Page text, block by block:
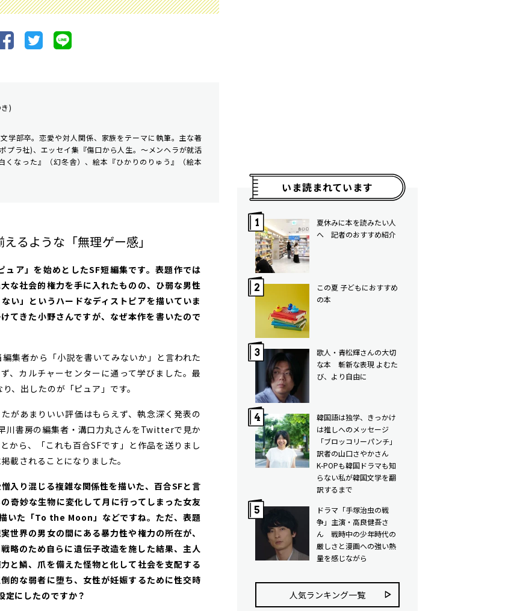
)
学部卒。恋愛や対人関係、家族をテーマに執筆。主な著
プラ社)、エッセイ集『傷口から人生。〜メンヘラが就活
くなった』（幻冬舎）、絵本『ひかりのりゅう』（絵本
るような「無理ゲー感」
ュア」を始めとしたSF短編集です。表題作では
な社会的権力を手に入れたものの、ひ弱な男性
い」というハードなディストピアを描いていま
てきた小野さんですが、なぜ本作を書いたので
集者から「小説を書いてみないか」と言われた
、カルチャーセンターに通って学びました。最
、出したのが「ピュア」です。
があまりいい評価はもらえず、執念深く発表の
川書房の編集者・溝口力丸さんをTwitterで見か
から、「これも百合SFです」と作品を送りまし
載されることになりました。
入り混じる複雑な関係性を描いた、百合SFと言
奇妙な生物に変化して月に行ってしまった女友
いた「To the Moon」などですね。ただ、表題
世界の男女の間にある暴力性や権力の所在が、
略のため自らに遺伝子改造を施した結果、主人
と鱗、爪を備えた怪物と化して社会を支配する
的な弱者に堕ち、女性が妊娠するために性交時
定にしたのですか？
いま読まれています
夏休みに本を読みたい人
へ 記者のおすすめ紹介
この夏 子どもにおすすめ
の本
歌人・青松輝さんの大切
な本 斬新な表現 よむた
び、より自由に
韓国語は独学、きっかけ
は推しへのメッセージ
「ブロッコリーパンチ」
訳者の山口さやかさん
K-POPも韓国ドラマも知
らない私が韓国文学を翻
訳するまで
ドラマ「手塚治虫の戦
争」主演・高良健吾さ
ん 戦時中の少年時代の
厳しさと漫画への強い熱
量を感じながら
人気ランキング⼀覧